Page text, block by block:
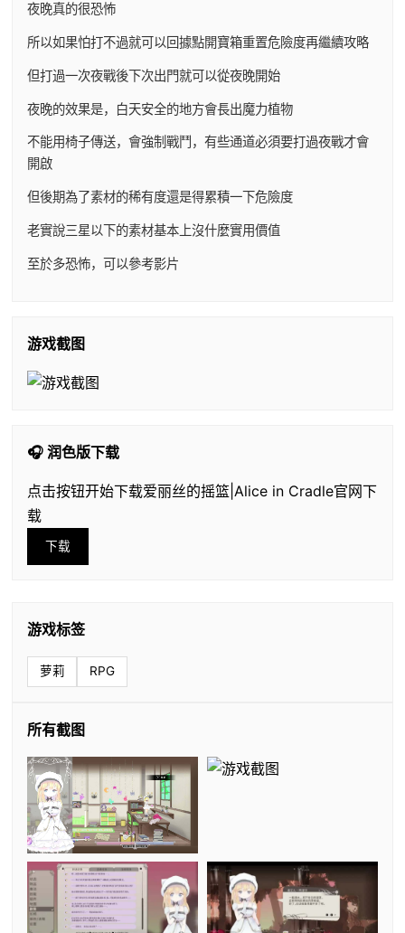
夜晚真的很恐怖
所以如果怕打不過就可以回據點開寶箱重置危險度再繼續攻略
但打過一次夜戰後下次出門就可以從夜晚開始
夜晚的效果是，白天安全的地方會長出魔力植物
不能用椅子傳送，會強制戰鬥，有些通道必須要打過夜戰才會
開啟
但後期為了素材的稀有度還是得累積一下危險度
老實說三星以下的素材基本上沒什麼實用價值
至於多恐怖，可以參考影片
游戏截图
🎧 润色版下载
点击按钮开始下载爱丽丝的摇篮|Alice in Cradle官网下
载
下载
游戏标签
萝莉 RPG
所有截图